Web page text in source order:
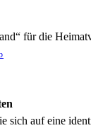
für die
sich auf eine